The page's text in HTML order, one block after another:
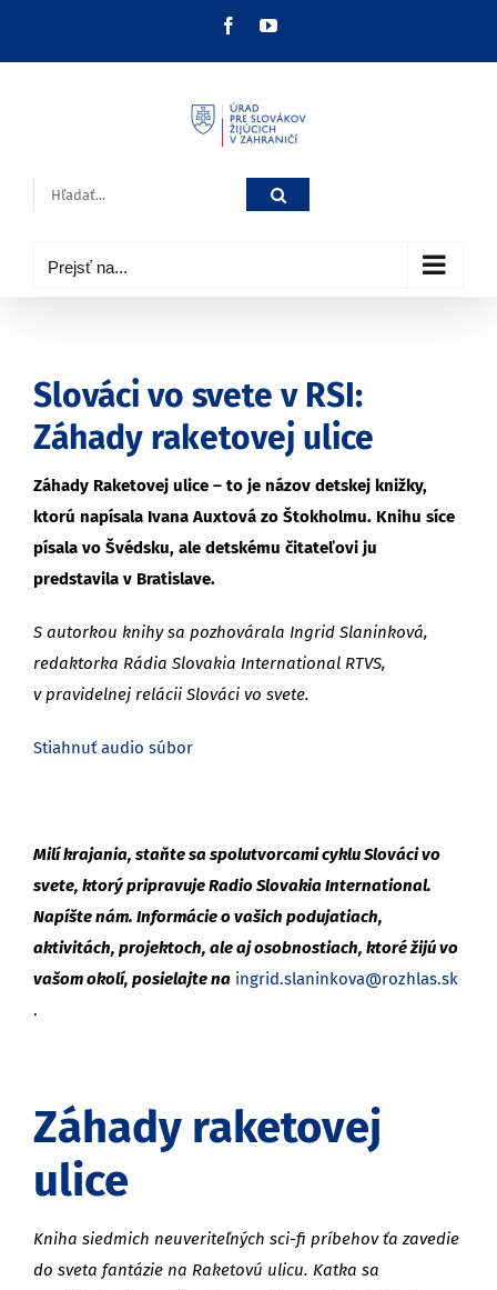
FacebookYouTube
Hľadať:
Prejsť na...
Slováci vo svete v RSI:
Záhady raketovej ulice
Záhady Raketovej ulice – to je názov detskej knižky,
ktorú napísala Ivana Auxtová zo Štokholmu. Knihu síce
písala vo Švédsku, ale detskému čitateľovi ju
predstavila v Bratislave.
S autorkou knihy sa pozhovárala Ingrid Slaninková,
redaktorka Rádia Slovakia International RTVS,
v pravidelnej relácii Slováci vo svete.
Stiahnuť audio súbor
Milí krajania, staňte sa spolutvorcami cyklu Slováci vo
svete, ktorý pripravuje Radio Slovakia International.
Napíšte nám. Informácie o vašich podujatiach,
aktivitách, projektoch, ale aj osobnostiach, ktoré žijú vo
vašom okolí, posielajte na ingrid.slaninkova@rozhlas.sk
.
Záhady raketovej
ulice
Kniha siedmich neuveriteľných sci-fi príbehov ťa zavedie
do sveta fantázie na Raketovú ulicu. Katka sa